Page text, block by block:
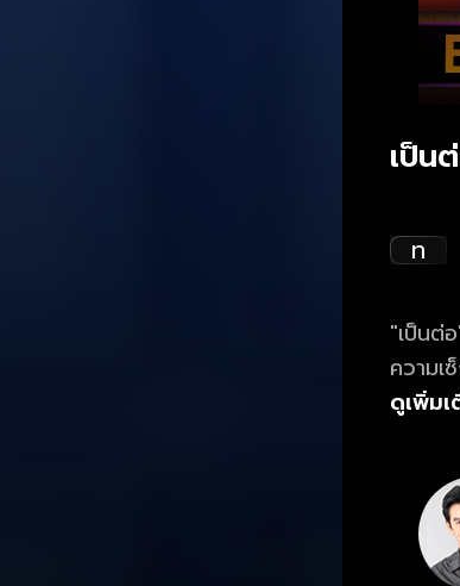
เป็น
ท
"เป็นต่
ความเซ็
ความป่
ดูเพิ่มเ